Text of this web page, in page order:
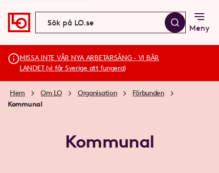
Meny
MISSA INTE VÅR NYA ARBETARSÅNG - VI BÄR
LANDET (vi får Sverige att fungera)
Hem Om LO Organisation
Förbunden
Kommunal
Kommunal